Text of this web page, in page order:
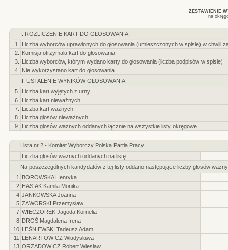
ZESTAWIENIE
na
I. ROZLICZENIE KART DO GŁOSOWANIA
1.
Liczba wyborców uprawionych do głosowania (umieszczonych w spisie) w chwili
2.
Komisja otrzymała kart do głosowania
3.
Liczba wyborców, którym wydano karty do głosowania (liczba podpisów w spisie)
4.
Nie wykorzystano kart do głosowania
II. USTALENIE WYNIKÓW GŁOSOWANIA
5.
Liczba kart wyjętych z urny
6.
Liczba kart nieważnych
7.
Liczba kart ważnych
8.
Liczba głosów nieważnych
9.
Liczba głosów ważnych oddanych łącznie na wszystkie listy okręgowe
Lista nr 2 - Komitet Wyborczy Polska Partia Pracy
Liczba głosów ważnych oddanych na listę:
Na poszczególnych kandydatów z tej listy oddano następujące liczby głosów
1
BOROWSKA Henryka
2 HASIAK Kamila Monika
4 JANKOWSKA Joanna
5 ZAWORSKI Przemysław
7 WIECZOREK Jagoda Kornelia
8 DROŚ Magdalena Irena
10 LEŚNIEWSKI Tadeusz Adam
11
LENARTOWICZ Władysława
13 ORZADOWICZ Robert Wiesław